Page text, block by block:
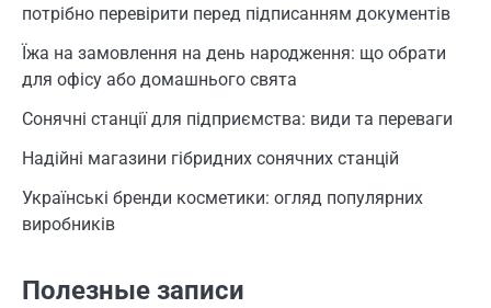
потрібно перевірити перед підписанням документів
Їжа на замовлення на день народження: що обрати
для офісу або домашнього свята
Сонячні станції для підприємства: види та переваги
Надійні магазини гібридних сонячних станцій
Українські бренди косметики: огляд популярних
виробників
Полезные записи